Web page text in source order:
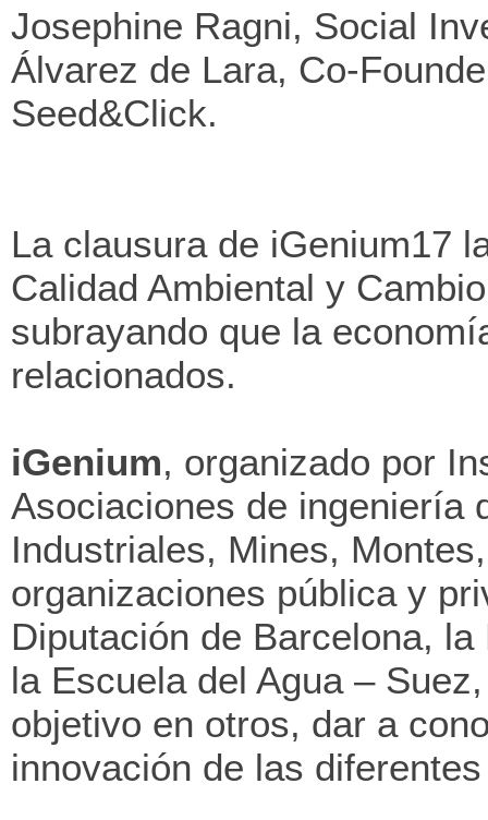
Josephine Ragni, Social
Álvarez de Lara, Co-
Seed&Click.
La clausura de iGenium17
Calidad Ambiental y
subrayando que la
relacionados.
iGenium, organizado por
Asociaciones de ingeniería
Industriales, Mines,
organizaciones pública y
Diputación de Barcelona,
la Escuela del Agua –
objetivo en otros, dar a
innovación de las